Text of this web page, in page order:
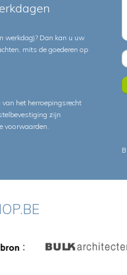
werkdag)? Dan kan u uw
mits de goederen op
het herroepingsrecht
zijn
voorwaarden.